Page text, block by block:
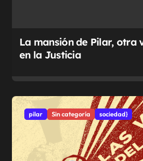
La mansión de Pilar, otra
en la Justicia
pilar Sin categoría sociedad}